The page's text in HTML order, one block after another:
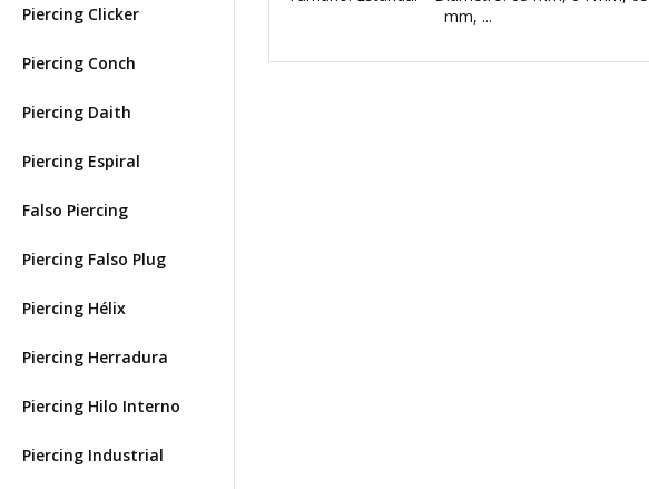
Piercing Clicker
Piercing Conch
Piercing Daith
Piercing Espiral
Falso Piercing
Piercing Falso Plug
Piercing Hélix
Piercing Herradura
Piercing Hilo Interno
Piercing Industrial
mm, ...